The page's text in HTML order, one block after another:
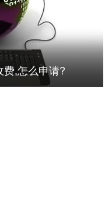
费,怎么申请?